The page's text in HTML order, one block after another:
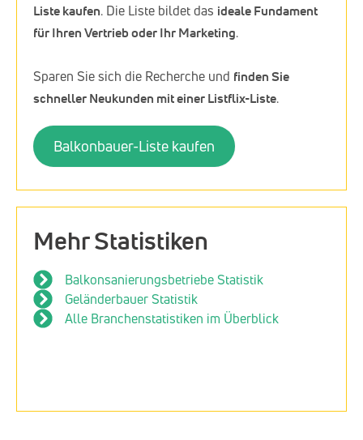
Liste kaufen. Die Liste bildet das ideale Fundament
für Ihren Vertrieb oder Ihr Marketing.
Sparen Sie sich die Recherche und finden Sie
schneller Neukunden mit einer Listflix-Liste.
Balkonbauer-Liste kaufen
Mehr Statistiken
Balkonsanierungsbetriebe Statistik
Geländerbauer Statistik
Alle Branchenstatistiken im Überblick